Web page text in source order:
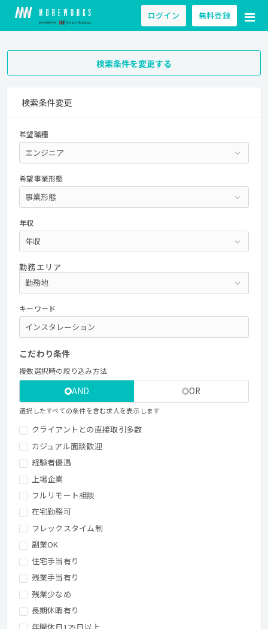
ログイン 無料登録
検索条件を変更する
検索条件変更
希望職種
希望事業形態
年収
勤務エリア
キーワード
こだわり条件
複数選択時の絞り込み方法
AND OR
選択したすべての条件を含む求人を表示します
クライアントとの直接取引多数
カジュアル面談歓迎
経験者優遇
上場企業
フルリモート相談
在宅勤務可
フレックスタイム制
副業OK
住宅手当有り
残業手当有り
残業少なめ
長期休暇有り